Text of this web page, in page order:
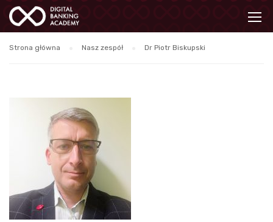
Strona główna Nasz zespół Dr Piotr Biskupski